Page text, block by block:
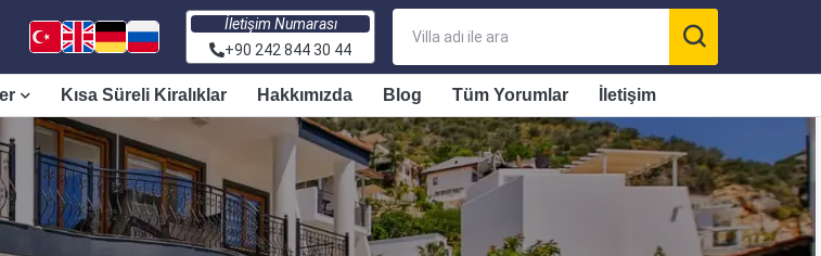
İletişim Numarası
+90 242 844 30 44
Kısa Süreli Kiralıklar Hakkımızda Blog Tüm Yorumlar İletişim